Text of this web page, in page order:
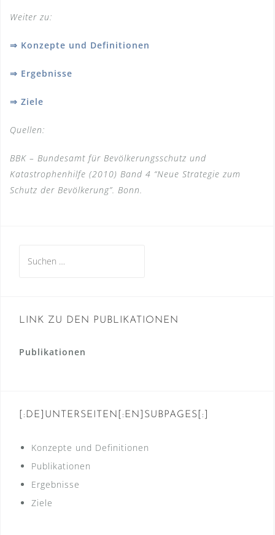
Weiter zu:
⇒ Konzepte und Definitionen
⇒ Ergebnisse
⇒ Ziele
Quellen:
BBK – Bundesamt für Bevölkerungsschutz und
Katastrophenhilfe (2010) Band 4 “Neue Strategie zum
Schutz der Bevölkerung”. Bonn.
nach:
LINK ZU DEN PUBLIKATIONEN
Publikationen
[:DE]UNTERSEITEN[:EN]SUBPAGES[:]
Konzepte und Definitionen
Publikationen
Ergebnisse
Ziele